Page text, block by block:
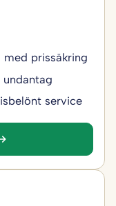
prissäkring
undantag
service